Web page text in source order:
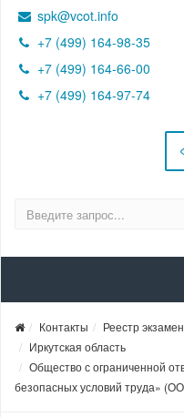
spk@vcot.info
+7 (499) 164-98-35
+7 (499) 164-66-00
+7 (499) 164-97-74
Контакты
Реестр
Иркутская область
Общество с ограниченной
безопасных условий труда»